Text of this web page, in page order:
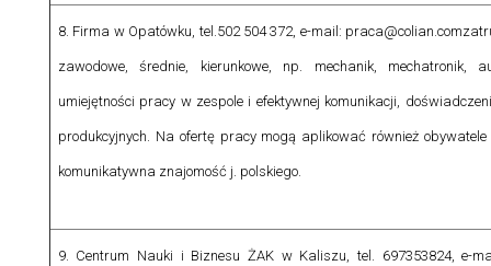
8. Firma w Opatówku, tel.502 504 372, e-mail: praca@colian.com
zawodowe, średnie, kierunkowe, np. mechanik, mechatronik,
umiejętności pracy w zespole i efektywnej komunikacji,
produkcyjnych. Na ofertę pracy mogą aplikować również
komunikatywna znajomość j. polskiego.
9. Centrum Nauki i Biznesu ŻAK w Kaliszu, tel. 697353824, e-